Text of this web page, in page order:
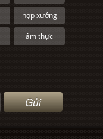
hợp xướng
ẩm thực